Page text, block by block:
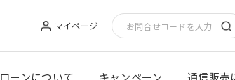
マイページ
ローンについて キャンペーン 通信販売